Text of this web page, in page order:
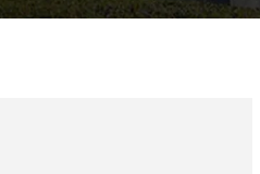
CMギャラリー